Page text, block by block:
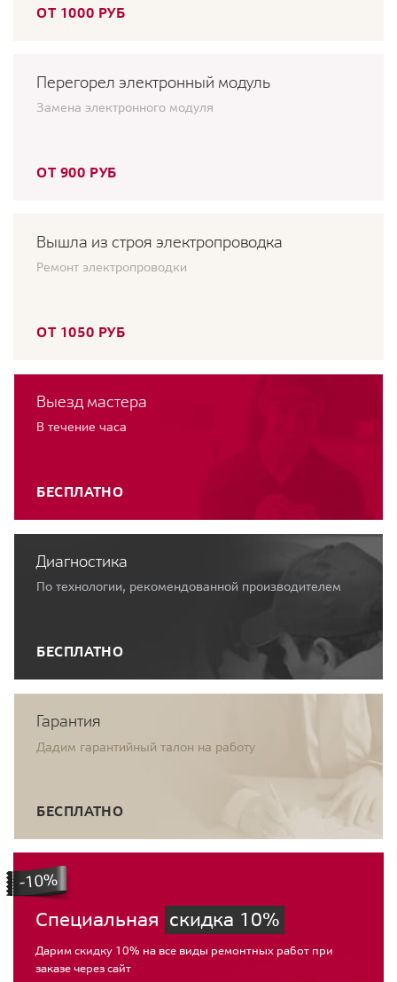
ОТ 1000 РУБ
Перегорел электронный модуль
Замена электронного модуля
ОТ 900 РУБ
Вышла из строя электропроводка
Ремонт электропроводки
ОТ 1050 РУБ
Выезд мастера
В течение часа
БЕСПЛАТНО
Диагностика
По технологии, рекомендованной производителем
БЕСПЛАТНО
Гарантия
Дадим гарантийный талон на работу
БЕСПЛАТНО
Специальная скидка 10%
Дарим скидку 10% на все виды ремонтных работ при
заказе через сайт